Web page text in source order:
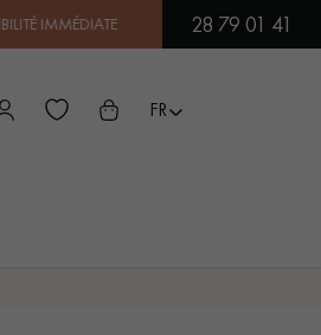
| EXPÉDITION EXPRESS | PRIX
28 79 01 41
FR